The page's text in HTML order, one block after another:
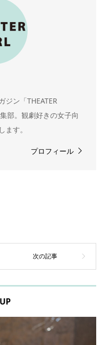
ジン「THEATER
部。観劇好きの女子向
す。
プロフィール